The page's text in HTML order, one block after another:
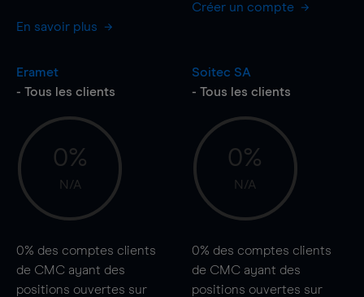
En savoir plus
Créer un compte
Eramet
- Tous les clients
0%
N/A
0% des comptes clients
de CMC ayant des
positions ouvertes sur
Soitec SA
- Tous les clients
0%
N/A
0% des comptes clients
de CMC ayant des
positions ouvertes sur